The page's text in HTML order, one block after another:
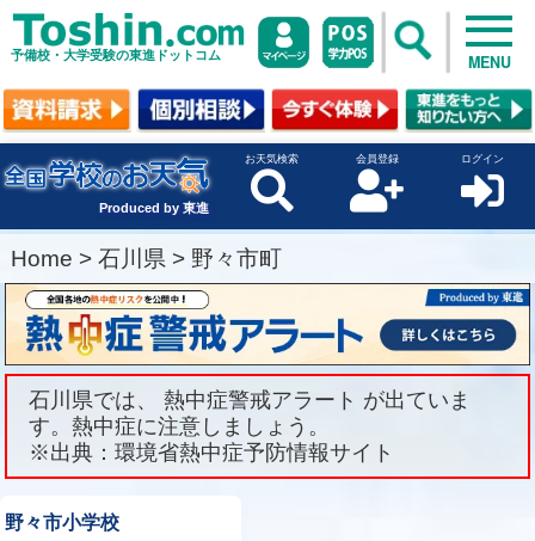
予備校・大学受験の東進ドットコム MENU
Produced by 東進
お天気検索 会員登録 ログイン
Home > 石川県 > 野々市町
石川県では、 熱中症警戒アラート が出ていま
す。熱中症に注意しましょう。
※出典：環境省熱中症予防情報サイト
野々市小学校